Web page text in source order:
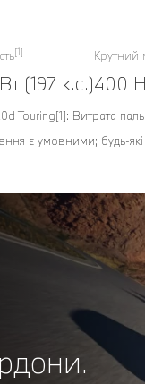
[1]
(197 к.с.)
Крутний
400
Touring[1]: Витрата
є умовними; будь-які